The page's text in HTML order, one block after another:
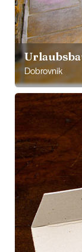
Dobrovnik